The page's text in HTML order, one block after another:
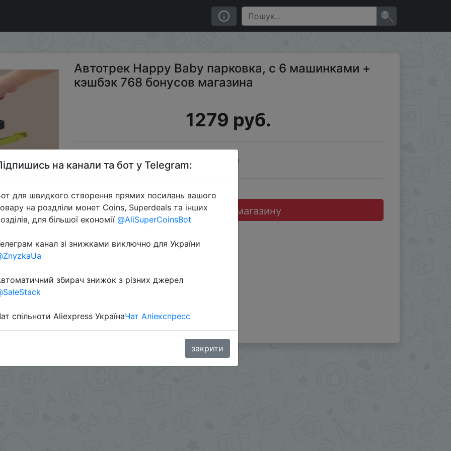
кэшбэк 768 бонусов магазина
Автотрек Happy Baby парковка, с 6 машинками +
кэшбэк 768 бонусов магазина
1279 руб.
Sale
Перейти до магазину
%2B8jHVizJO6XY3M2Qy
на канали та бот у Telegram:
для швидкого створення прямих посилань вашого
на роздліли монет Coins, Superdeals та інших
для більшої економії @AliSuperCoinsBot
канал зі знижками виключно для України
збирач знижок з різних джерел
спільноти Aliexpress УкраїнаЧат Аліекспресс
закрити